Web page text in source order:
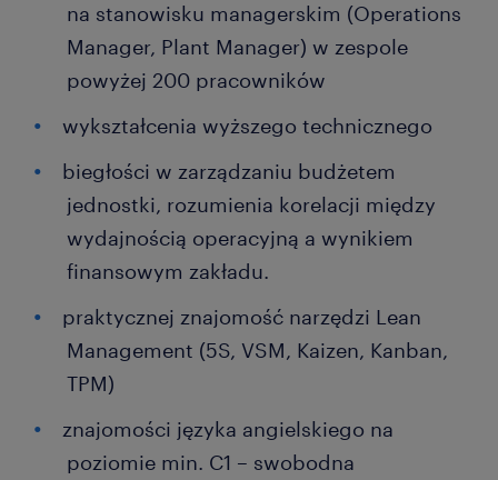
na stanowisku managerskim (Operations
Manager, Plant Manager) w zespole
powyżej 200 pracowników
wykształcenia wyższego technicznego
biegłości w zarządzaniu budżetem
jednostki, rozumienia korelacji między
wydajnością operacyjną a wynikiem
finansowym zakładu.
praktycznej znajomość narzędzi Lean
Management (5S, VSM, Kaizen, Kanban,
TPM)
znajomości języka angielskiego na
poziomie min. C1 – swobodna